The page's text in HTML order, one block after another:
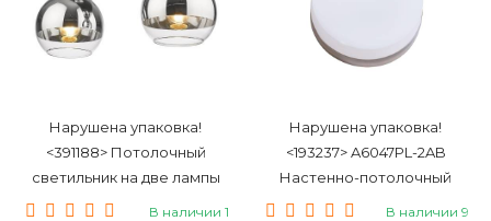
Нарушена упаковка!
<391188> Потолочный
светильник на две лампы
Velante 240-107-02
В наличии 1
Нарушена упаковка!
<193237> A6047PL-2AB
Настенно-потолочный
светильник для ванной
В наличии 9